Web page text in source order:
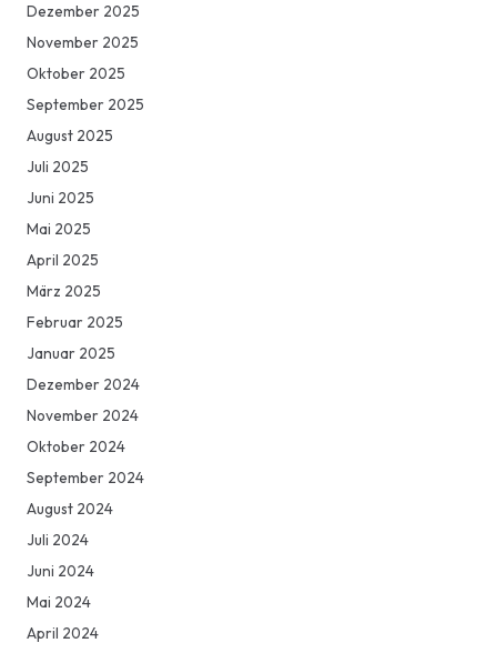
Dezember 2025
November 2025
Oktober 2025
September 2025
August 2025
Juli 2025
Juni 2025
Mai 2025
April 2025
März 2025
Februar 2025
Januar 2025
Dezember 2024
November 2024
Oktober 2024
September 2024
August 2024
Juli 2024
Juni 2024
Mai 2024
April 2024